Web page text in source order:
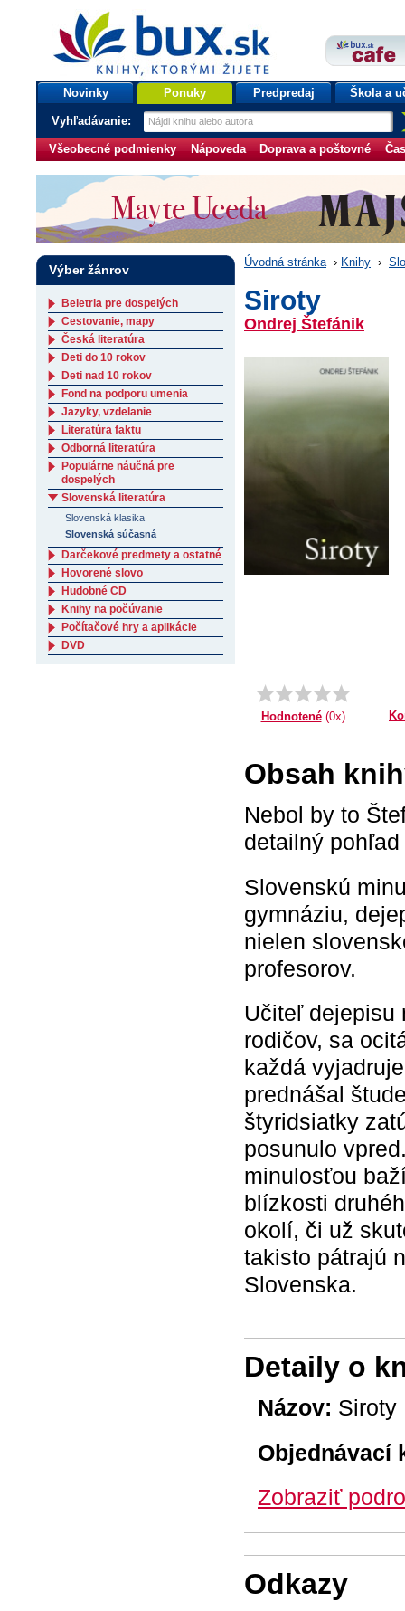
bux.sk
knihy, ktorými žijete
Úvodná stránka
Novinky Ponuky Predpredaj Škola a
Vyhľadávanie:
Všeobecné podmienky Nápoveda Doprava a poštovné
Úvodná stránka › Knihy ›
Siroty
Ondrej Štefánik
Hodnotené(0x)
Obsah
Nebol by to
detailný
Slovenskú
gymnáziu,
nielen
profesorov.
Učiteľ dejepisu
rodičov, sa
každá
prednášal
štyridsiatky
posunulo
minulosťou
blízkosti
okolí, či už
takisto pátrajú
Slovenska.
Detaily o
Názov: Siroty
Objednávací
Zobraziť
Odkazy
Výber žánrov
Beletria pre dospelých
Cestovanie, mapy
Česká literatúra
Deti do 10 rokov
Deti nad 10 rokov
Fond na podporu umenia
Jazyky, vzdelanie
Literatúra faktu
Odborná literatúra
Populárne náučná pre
dospelých
Slovenská literatúra
Slovenská klasika
Slovenská súčasná
Darčekové predmety a ostatné
Hovorené slovo
Hudobné CD
Knihy na počúvanie
Počítačové hry a aplikácie
DVD